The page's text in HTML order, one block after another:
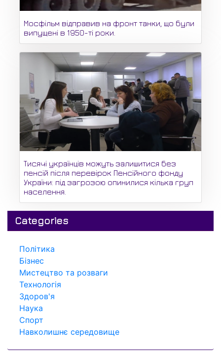
Мосфільм відправив на фронт танки, що були
випущені в 1950-ті роки.
Тисячі українців можуть залишитися без
пенсій після перевірок Пенсійного фонду
України: під загрозою опинилися кілька груп
населення.
Categories
Політика
Бізнес
Мистецтво та розваги
Технологія
Здоров'я
Наука
Спорт
Навколишнє середовище